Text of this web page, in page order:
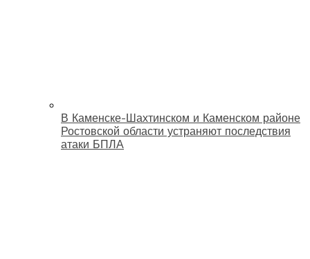
В Каменске-Шахтинском и Каменском районе
Ростовской области устраняют последствия
атаки БПЛА